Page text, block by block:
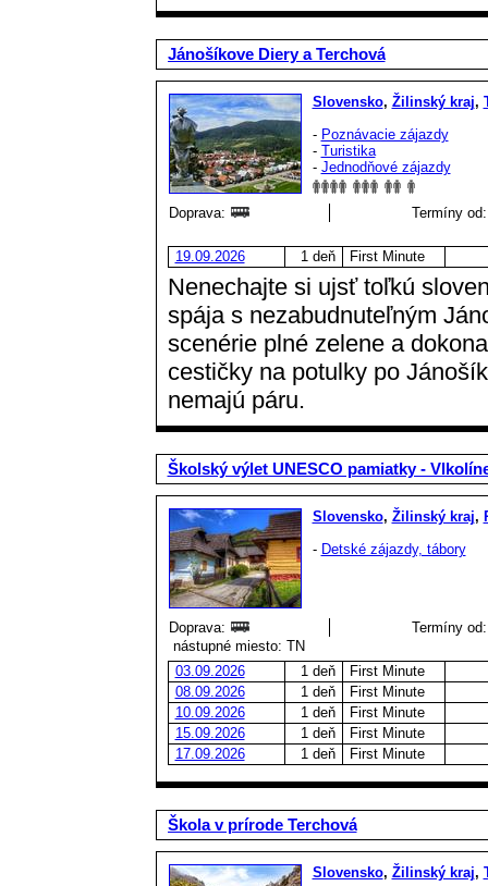
Jánošíkove Diery a Terchová
Slovensko, Žilinský kraj,
- Poznávacie zájazdy
- Turistika
- Jednodňové zájazdy
Doprava: Termíny
19.09.2026 1 deň First Minute
Nenechajte si ujsť toľkú
spája s nezabudnuteľným
scenérie plné zelene a
cestičky na potulky po
nemajú páru.
Školský výlet UNESCO pamiatky -
Slovensko, Žilinský kraj,
- Detské zájazdy, tábory
Doprava:
Termíny
nástupné miesto: TN
03.09.2026
1 deň
First Minute
08.09.2026
1 deň
First Minute
10.09.2026
1 deň
First Minute
15.09.2026
1 deň
First Minute
17.09.2026
1 deň First Minute
Škola v prírode Terchová
Slovensko, Žilinský kraj,